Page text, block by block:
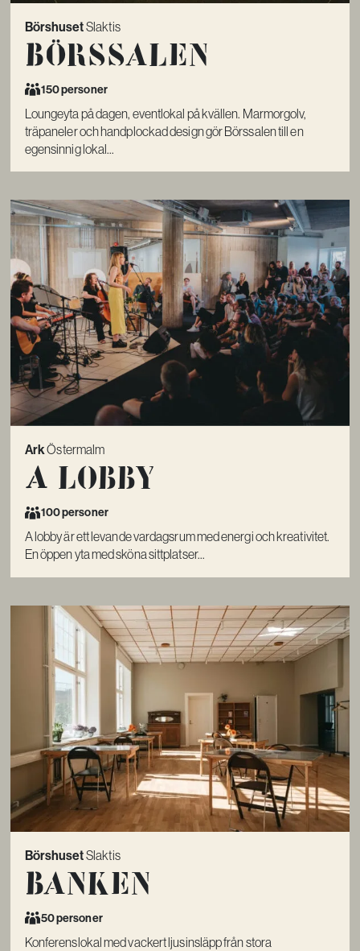
BörshusetSlaktis
Börssalen
150 personer
Loungeyta på dagen, eventlokal på kvällen. Marmorgolv,
träpaneler och handplockad design gör Börssalen till en
egensinnig lokal...
ArkÖstermalm
A lobby
100 personer
A lobby är ett levande vardagsrum med energi och kreativitet.
En öppen yta med sköna sittplatser...
BörshusetSlaktis
Banken
50 personer
Konferenslokal med vackert ljusinsläpp från stora